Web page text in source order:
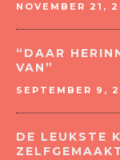
NOVEMBER 21,
“DAAR
VAN”
SEPTEMBER 9,
DE LEUKSTE